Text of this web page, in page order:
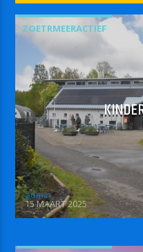
ZOETRMEERACTIEF
admin
15 MAART 2025